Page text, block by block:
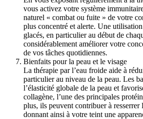
vous activez votre système
naturel « combat ou fuite » de votre
plus concentré et alerte. Une
glacés, en particulier au début de
considérablement améliorer votre
de vos tâches quotidiennes.
Bienfaits pour la peau et le visage
La thérapie par l’eau froide aide à
particulier au niveau de la peau. Les
l’élasticité globale de la peau et
collagène, l’une des principales
plus, ils peuvent contribuer à resserrer
donnant ainsi à votre teint une